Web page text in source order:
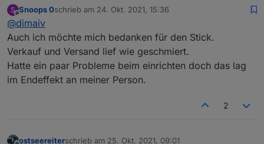
Update Procedere beschreibe ich bald da oben.
Viel Spaß damit.😉
S
Offline
Snoops 0schrieb am 24. Okt. 2021, 15:36
zuletzt editiert von
@dimaiv
Auch ich möchte mich bedanken für den Stick.
Verkauf und Versand lief wie geschmiert.
Hatte ein paar Probleme beim einrichten doch das lag
im Endeffekt an meiner Person.
2
ostseereiterschrieb am 25. Okt. 2021, 09:01